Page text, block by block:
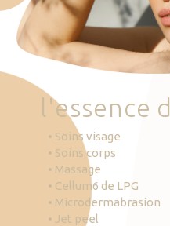
Prendre RDV
'essence d
• Soins visage
• Soins corps
• Massage
• Cellum6 de LPG
• Microdermabrasion
• Jet peel